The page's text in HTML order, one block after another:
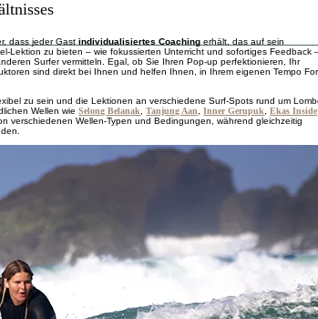
dass jeder Gastindividualisiertes Coaching erhält, das auf sein
Lektion zu bieten – wie fokussierten Unterricht und sofortiges Feedback
Surfer vermitteln. Egal, ob Sie Ihren Pop-up perfektionieren, Ihr
sind direkt bei Ihnen und helfen Ihnen, in Ihrem eigenen Tempo
zu sein und die Lektionen an verschiedene Surf-Spots rund um
Wellen wieSelong Belanak,Tanjung Aan,Inner Gerupuk,Ekas Inside
verschiedenen Wellen-Typen und Bedingungen, während gleichzeitig